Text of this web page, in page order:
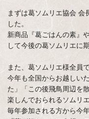
まずは葛ソムリエ協会 会
した。
新商品『葛ごはんの素』
して今後の葛ソムリエに
また、葛ソムリエ様全員
今年も全国からお越しい
た」「この後飛鳥周辺を
楽しんでおられるソムリ
毎年参加される方から今